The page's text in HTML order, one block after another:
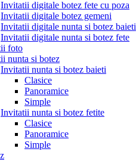
Invitatii digitale botez fete cu poza
Invitatii digitale botez gemeni
Invitatii digitale nunta si botez baieti
Invitatii digitale nunta si botez fete
foto
nunta si botez
Invitatii nunta si botez baieti
Clasice
Panoramice
Simple
Invitatii nunta si botez fetite
Clasice
Panoramice
Simple